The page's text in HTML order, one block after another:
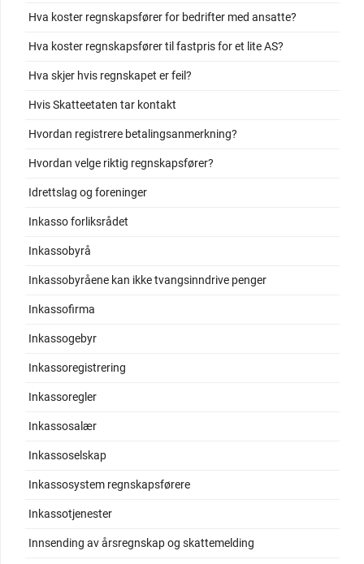
Hva koster regnskapsfører for bedrifter med ansatte?
Hva koster regnskapsfører til fastpris for et lite AS?
Hva skjer hvis regnskapet er feil?
Hvis Skatteetaten tar kontakt
Hvordan registrere betalingsanmerkning?
Hvordan velge riktig regnskapsfører?
Idrettslag og foreninger
Inkasso forliksrådet
Inkassobyrå
Inkassobyråene kan ikke tvangsinndrive penger
Inkassofirma
Inkassogebyr
Inkassoregistrering
Inkassoregler
Inkassosalær
Inkassoselskap
Inkassosystem regnskapsførere
Inkassotjenester
Innsending av årsregnskap og skattemelding